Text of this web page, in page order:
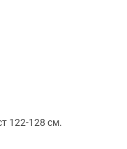
122-128 см.